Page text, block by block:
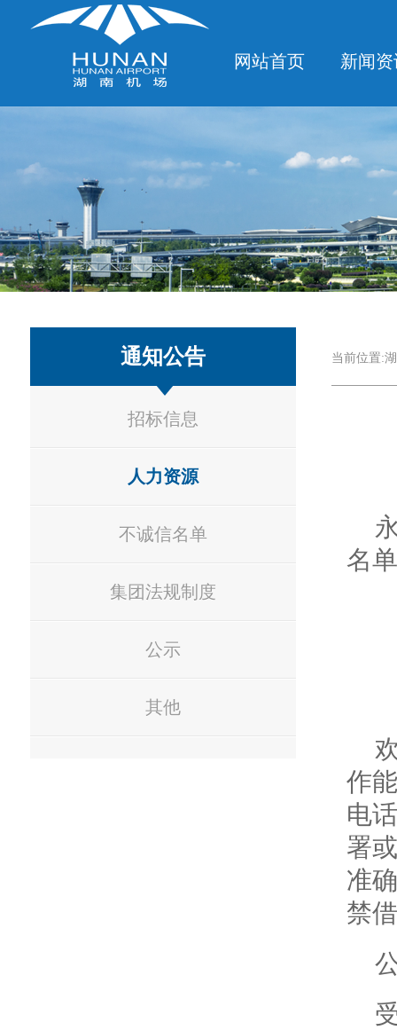
网站首页 新闻
通知公告
招标信息
人力资源
不诚信名单
集团法规制度
公示
其他
当前位置:
名
作
电
署
准
禁